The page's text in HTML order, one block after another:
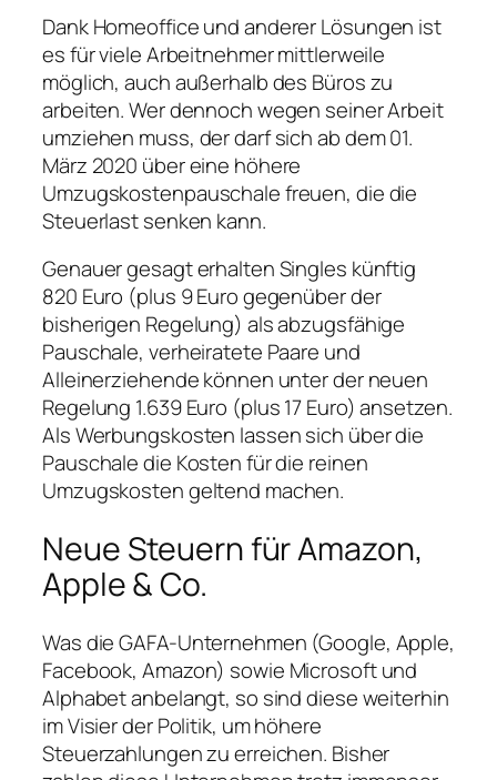
Dank Homeoffice und anderer Lösungen ist
es für viele Arbeitnehmer mittlerweile
möglich, auch außerhalb des Büros zu
arbeiten. Wer dennoch wegen seiner Arbeit
umziehen muss, der darf sich ab dem 01.
März 2020 über eine höhere
Umzugskostenpauschale freuen, die die
Steuerlast senken kann.
Genauer gesagt erhalten Singles künftig
820 Euro (plus 9 Euro gegenüber der
bisherigen Regelung) als abzugsfähige
Pauschale, verheiratete Paare und
Alleinerziehende können unter der neuen
Regelung 1.639 Euro (plus 17 Euro) ansetzen.
Als Werbungskosten lassen sich über die
Pauschale die Kosten für die reinen
Umzugskosten geltend machen.
Neue Steuern für Amazon,
Apple & Co.
Was die GAFA-Unternehmen (Google, Apple,
Facebook, Amazon) sowie Microsoft und
Alphabet anbelangt, so sind diese weiterhin
im Visier der Politik, um höhere
Steuerzahlungen zu erreichen. Bisher